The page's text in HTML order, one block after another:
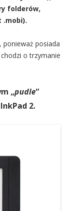
folderów,
.mobi).
ponieważ posiada
o trzymanie
„pudle”
2.